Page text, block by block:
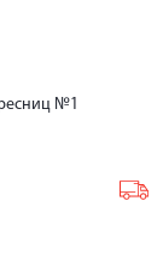
ресниц №1